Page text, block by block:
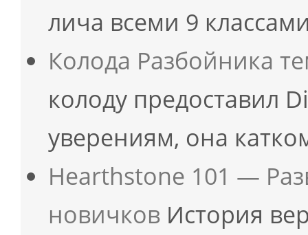
лича всеми 9
Колода Разбойника
колоду предоставил
уверениям, она
Hearthstone 101 —
новичков История